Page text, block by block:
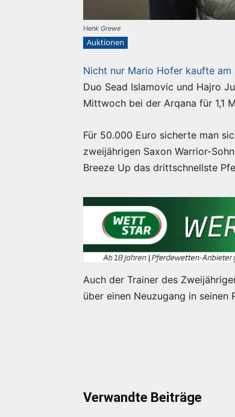
Henk Grewe
Auktionen
Nicht nur Mario Hofer kaufte am
Duo Sead Islamovic und Hajro
Mittwoch bei der Arqana für 1,1
Für 50.000 Euro sicherte man
zweijährigen Saxon Warrior-
Breeze Up das drittschnellste
Auch der Trainer des
über einen Neuzugang in seinen
Verwandte Beiträge